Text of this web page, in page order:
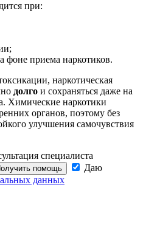
при:
фоне приема наркотиков.
наркотическая
долго и сохраняться даже на
Химические наркотики
органов, поэтому без
улучшения самочувствия
специалиста
помощь
Даю
данных